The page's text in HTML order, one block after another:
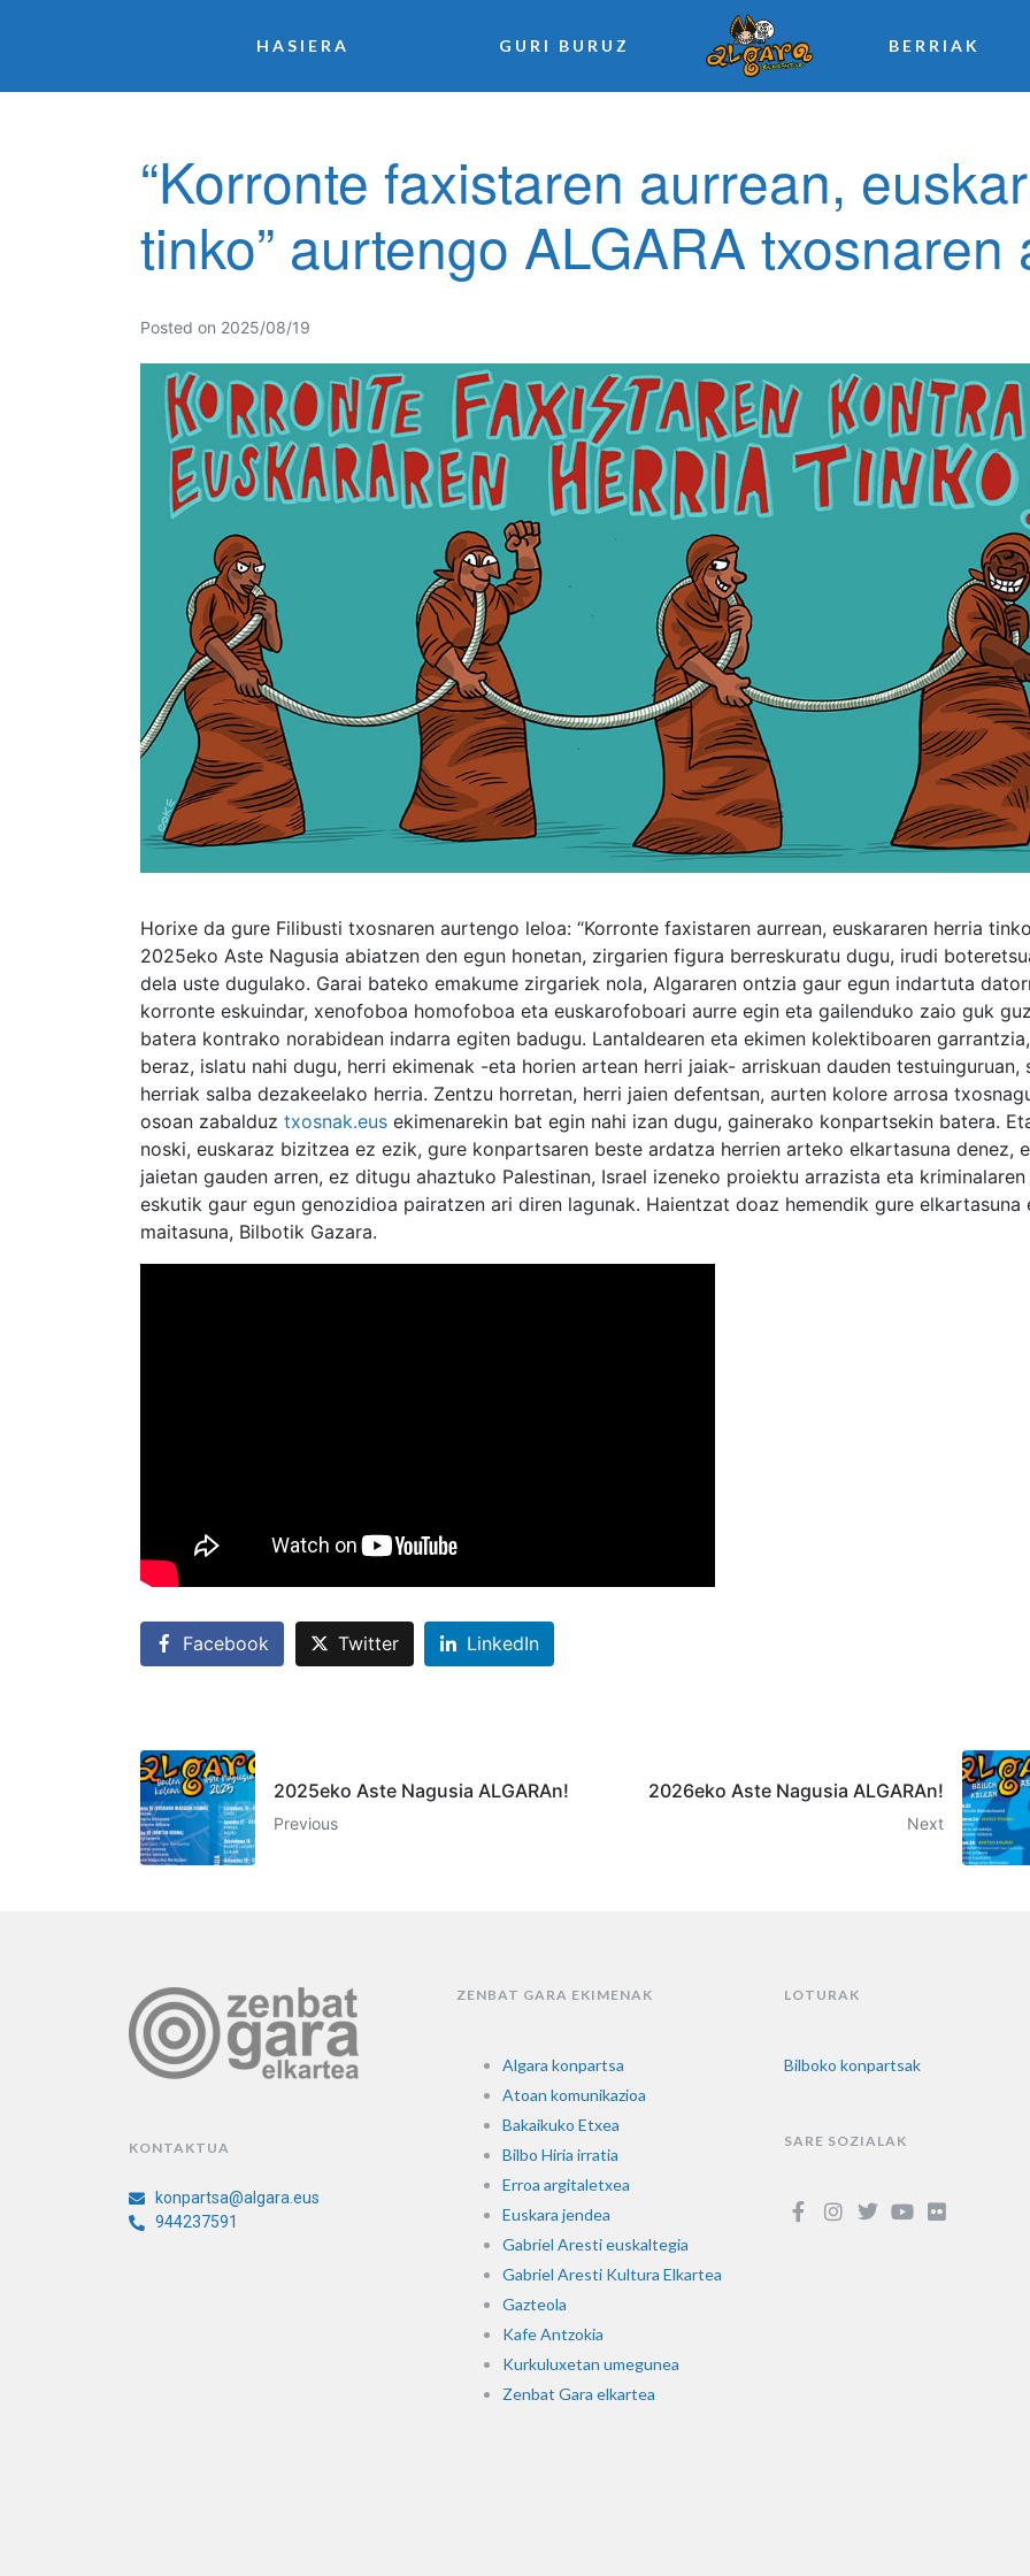
HASIERA GURI BURUZ BERRIAK
“Korronte faxistaren aurrean,
tinko” aurtengo ALGARA txosnaren
Posted on 2025/08/19
Horixe da gure Filibusti txosnaren aurtengo leloa: “Korronte faxistaren aurrean, euskararen herria
2025eko Aste Nagusia abiatzen den egun honetan, zirgarien figura berreskuratu dugu, irudi
dela uste dugulako. Garai bateko emakume zirgariek nola, Algararen ontzia gaur egun indartuta
korronte eskuindar, xenofoboa homofoboa eta euskarofoboari aurre egin eta gailenduko zaio guk
batera kontrako norabidean indarra egiten badugu. Lantaldearen eta ekimen kolektiboaren garrantzia,
beraz, islatu nahi dugu, herri ekimenak -eta horien artean herri jaiak- arriskuan dauden testuinguruan,
herriak salba dezakeelako herria. Zentzu horretan, herri jaien defentsan, aurten kolore arrosa
osoan zabalduz txosnak.eus ekimenarekin bat egin nahi izan dugu, gainerako konpartsekin batera.
noski, euskaraz bizitzea ez ezik, gure konpartsaren beste ardatza herrien arteko elkartasuna denez,
jaietan gauden arren, ez ditugu ahaztuko Palestinan, Israel izeneko proiektu arrazista eta kriminalaren
eskutik gaur egun genozidioa pairatzen ari diren lagunak. Haientzat doaz hemendik gure elkartasuna
maitasuna, Bilbotik Gazara.
Facebook Twitter LinkedIn
2025eko Aste Nagusia ALGARAn!
Previous
2026eko Aste Nagusia ALGARAn!
Next
KONTAKTUA
konpartsa@algara.eus
944237591
ZENBAT GARA EKIMENAK
Algara konpartsa
Atoan komunikazioa
Bakaikuko Etxea
Bilbo Hiria irratia
Erroa argitaletxea
Euskara jendea
Gabriel Aresti euskaltegia
Gabriel Aresti Kultura Elkartea
Gazteola
Kafe Antzokia
Kurkuluxetan umegunea
Zenbat Gara elkartea
LOTURAK
Bilboko konpartsak
SARE SOZIALAK